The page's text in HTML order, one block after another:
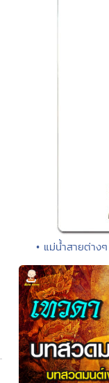
• แม่น้ำสายต่าง